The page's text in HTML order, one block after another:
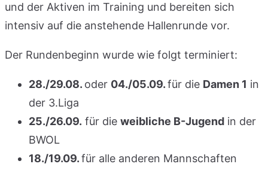
und der Aktiven im Training und bereiten sich
intensiv auf die anstehende Hallenrunde vor.
Der Rundenbeginn wurde wie folgt terminiert:
28./29.08. oder 04./05.09.für die Damen 1 in
der 3.Liga
25./26.09. für die weibliche B-Jugend in der
BWOL
18./19.09.für alle anderen Mannschaften